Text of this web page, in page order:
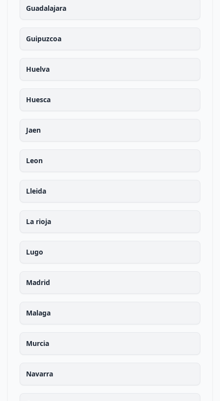
Guadalajara
Guipuzcoa
Huelva
Huesca
Jaen
Leon
Lleida
La rioja
Lugo
Madrid
Malaga
Murcia
Navarra